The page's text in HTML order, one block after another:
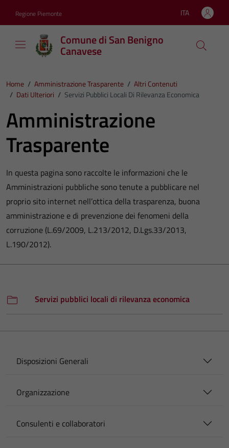
Regione Piemonte Lingua attiva:
ITA
Comune di San Benigno
Canavese
Home / Amministrazione Trasparente / Altri Contenuti
/ Dati Ulteriori / Servizi Pubblici Locali Di Rilevanza Economica
Amministrazione
Trasparente
In questa pagina sono raccolte le informazioni che le
Amministrazioni pubbliche sono tenute a pubblicare nel
proprio sito internet nell’ottica della trasparenza, buona
amministrazione e di prevenzione dei fenomeni della
corruzione (L.69/2009, L.213/2012, D.Lgs.33/2013,
L.190/2012).
Servizi pubblici locali di rilevanza economica
Disposizioni Generali
Organizzazione
Consulenti e collaboratori